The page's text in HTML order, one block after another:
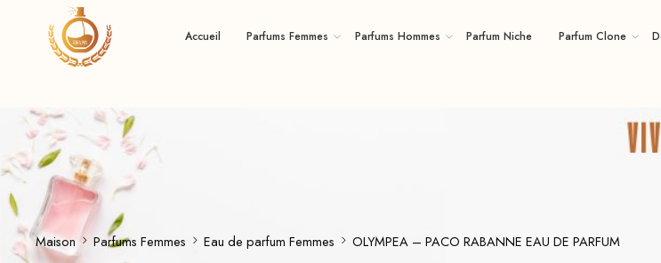
Accueil Parfums Femmes Parfums Hommes Parfum Niche Parfum Clone
Maison Parfums Femmes Eau de parfum Femmes OLYMPEA – PACO RABANNE EAU DE PARFUM